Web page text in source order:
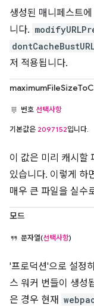
생성된 매니페스트
니다.
저 적용됩니다.
번호 선택사항
기본값은 2097152입니다.
이 값은 미리 캐시할
있습니다. 이렇게 하
매우 큰 파일을 실수
모드
문자열(선택사항)
'프로덕션'으로 설정
스 워커 번들이 생성
은 경우 현재